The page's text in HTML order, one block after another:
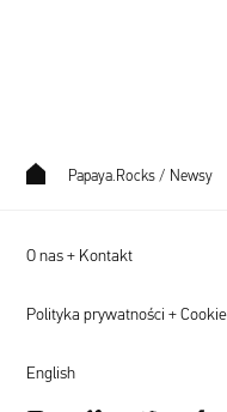
Papaya.Rocks / Newsy
O nas + Kontakt
Polityka prywatności +
English